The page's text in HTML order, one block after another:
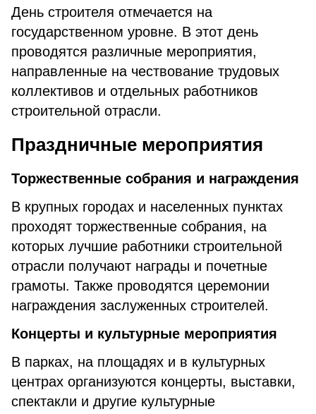
День строителя отмечается на
государственном уровне. В этот день
проводятся различные мероприятия,
направленные на чествование трудовых
коллективов и отдельных работников
строительной отрасли.
Праздничные мероприятия
Торжественные собрания и награждения
В крупных городах и населенных пунктах
проходят торжественные собрания, на
которых лучшие работники строительной
отрасли получают награды и почетные
грамоты. Также проводятся церемонии
награждения заслуженных строителей.
Концерты и культурные мероприятия
В парках, на площадях и в культурных
центрах организуются концерты, выставки,
спектакли и другие культурные